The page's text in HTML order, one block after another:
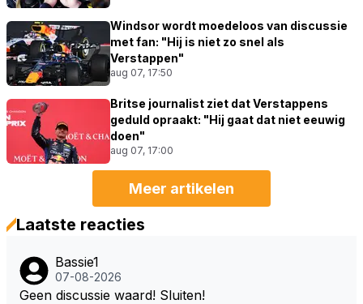
Windsor wordt moedeloos van discussie
met fan: "Hij is niet zo snel als
Verstappen"
aug 07, 17:50
Britse journalist ziet dat Verstappens
geduld opraakt: "Hij gaat dat niet eeuwig
doen"
aug 07, 17:00
Meer artikelen
Laatste reacties
Bassie1
07-08-2026
Geen discussie waard! Sluiten!